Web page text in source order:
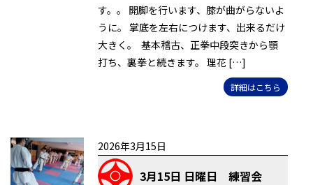
す。。 開脚を行います、膝が曲がらないよ
うに。 掌底を左右につけます、出来るだけ
大きく。 基本稽古、正拳中段突きから顎
打ち、裏拳と続きます。 理花 […]
詳細はこちら
2026年3月15日
3月15日 日曜日 練習会